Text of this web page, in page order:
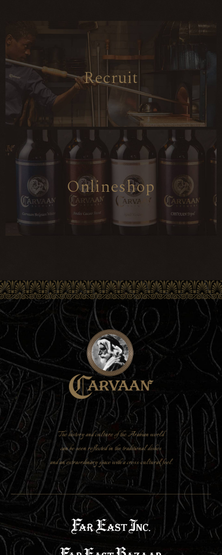
Recruit
Onlineshop
The history and culture of the Arabian world
can be seen reflected in the traditional dishes
and an extraordinary space with a cross-cultural feel.